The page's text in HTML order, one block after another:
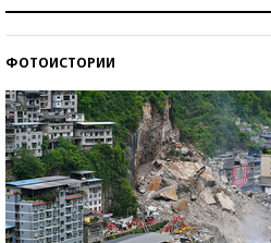
ФОТОИСТОРИИ